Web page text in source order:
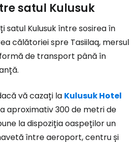
satul Kulusuk
satul Kulusuk între sosirea în
călătoriei spre Tasiilaq, mersul
de transport până în
vă cazați la Kulusuk Hotel
aproximativ 300 de metri de
la dispoziția oaspeților un
între aeroport, centru și